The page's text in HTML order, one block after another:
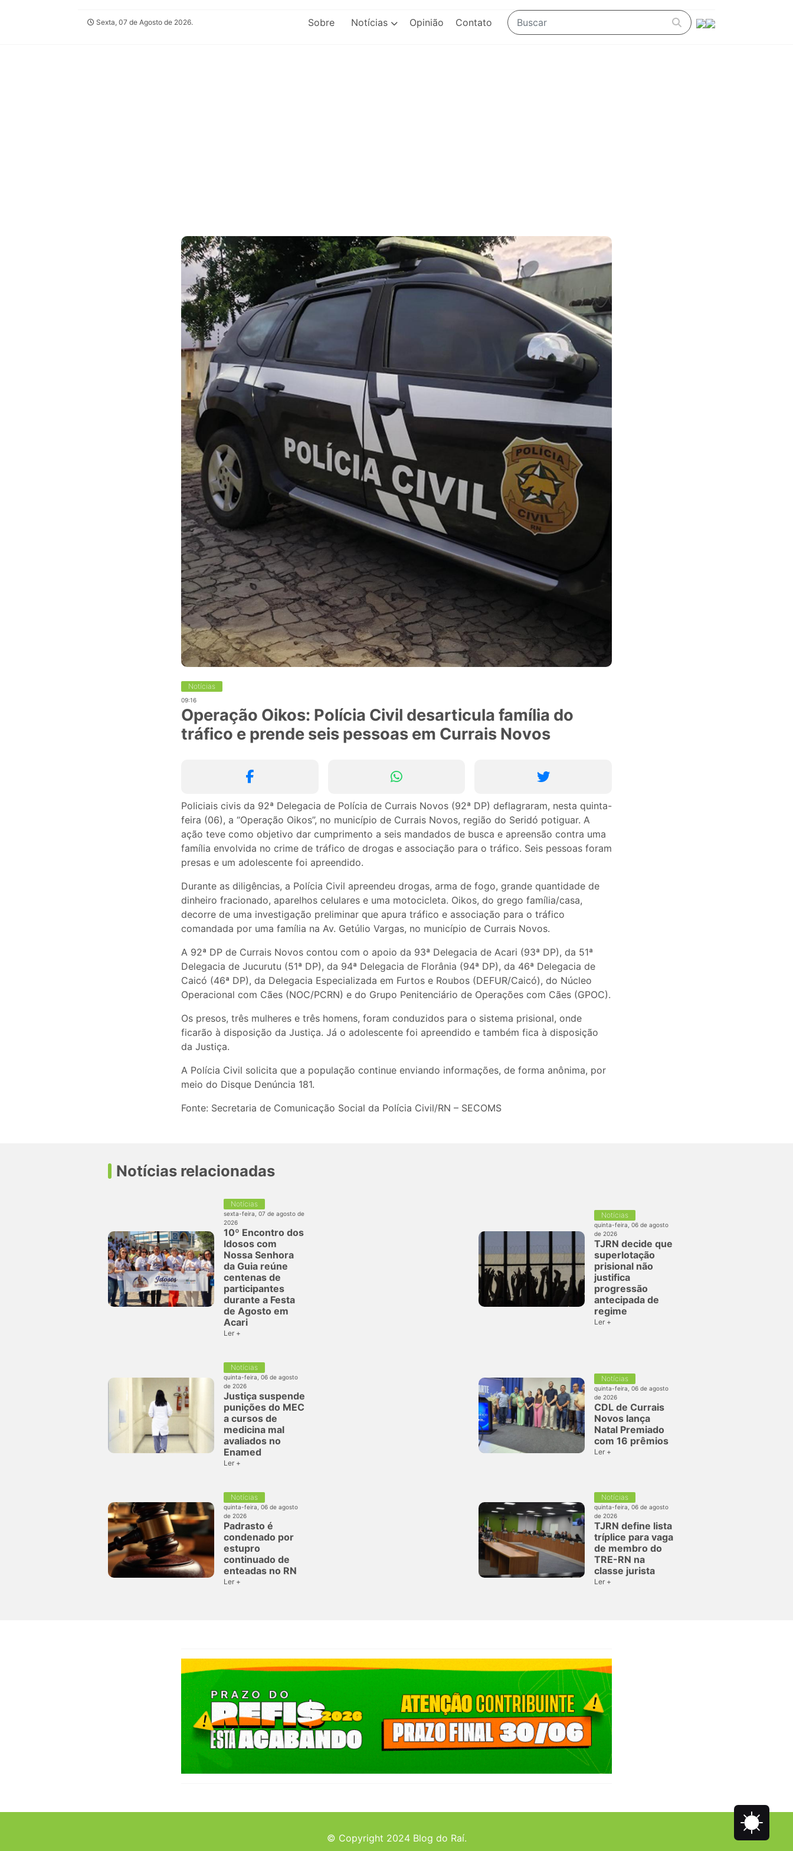
Sexta, 07 de Agosto de 2026. Sobre Notícias Opinião Contato
Notícias
09:16
Operação Oikos: Polícia Civil desarticula família do
tráfico e prende seis pessoas em Currais Novos
Policiais civis da 92ª Delegacia de Polícia de Currais Novos (92ª DP) deflagraram, nesta quinta-
feira (06), a “Operação Oikos”, no município de Currais Novos, região do Seridó potiguar. A
ação teve como objetivo dar cumprimento a seis mandados de busca e apreensão contra uma
família envolvida no crime de tráfico de drogas e associação para o tráfico. Seis pessoas foram
presas e um adolescente foi apreendido.
Durante as diligências, a Polícia Civil apreendeu drogas, arma de fogo, grande quantidade de
dinheiro fracionado, aparelhos celulares e uma motocicleta. Oikos, do grego família/casa,
decorre de uma investigação preliminar que apura tráfico e associação para o tráfico
comandada por uma família na Av. Getúlio Vargas, no município de Currais Novos.
A 92ª DP de Currais Novos contou com o apoio da 93ª Delegacia de Acari (93ª DP), da 51ª
Delegacia de Jucurutu (51ª DP), da 94ª Delegacia de Florânia (94ª DP), da 46ª Delegacia de
Caicó (46ª DP), da Delegacia Especializada em Furtos e Roubos (DEFUR/Caicó), do Núcleo
Operacional com Cães (NOC/PCRN) e do Grupo Penitenciário de Operações com Cães (GPOC).
Os presos, três mulheres e três homens, foram conduzidos para o sistema prisional, onde
ficarão à disposição da Justiça. Já o adolescente foi apreendido e também fica à disposição
da Justiça.
A Polícia Civil solicita que a população continue enviando informações, de forma anônima, por
meio do Disque Denúncia 181.
Fonte: Secretaria de Comunicação Social da Polícia Civil/RN – SECOMS
Notícias relacionadas
Notícias
sexta-feira, 07 de agosto de
2026
10º Encontro dos
Idosos com
Nossa Senhora
da Guia reúne
centenas de
participantes
durante a Festa
de Agosto em
Acari
Ler +
Notícias
quinta-feira, 06 de agosto
de 2026
TJRN decide que
superlotação
prisional não
justifica
progressão
antecipada de
regime
Ler +
Notícias
quinta-feira, 06 de agosto
de 2026
Justiça suspende
punições do MEC
a cursos de
medicina mal
avaliados no
Enamed
Ler +
Notícias
quinta-feira, 06 de agosto
de 2026
CDL de Currais
Novos lança
Natal Premiado
com 16 prêmios
Ler +
Notícias
quinta-feira, 06 de agosto
de 2026
Padrasto é
condenado por
estupro
continuado de
enteadas no RN
Ler +
Notícias
quinta-feira, 06 de agosto
de 2026
TJRN define lista
tríplice para vaga
de membro do
TRE-RN na
classe jurista
Ler +
© Copyright 2024 Blog do Raí.